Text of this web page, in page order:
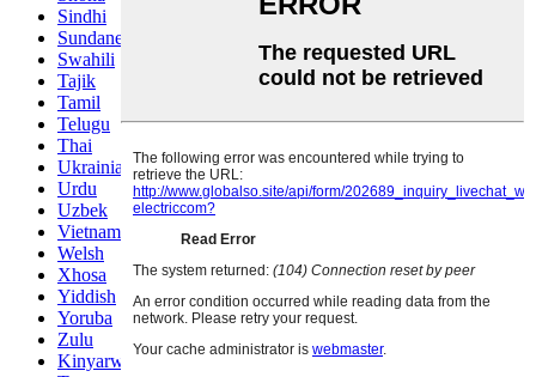
Sindhi
Sundanese
Swahili
Tajik
Tamil
Telugu
Thai
Ukrainian
Urdu
Uzbek
Vietnamese
Welsh
Xhosa
Yiddish
Yoruba
Zulu
Kinyarwanda